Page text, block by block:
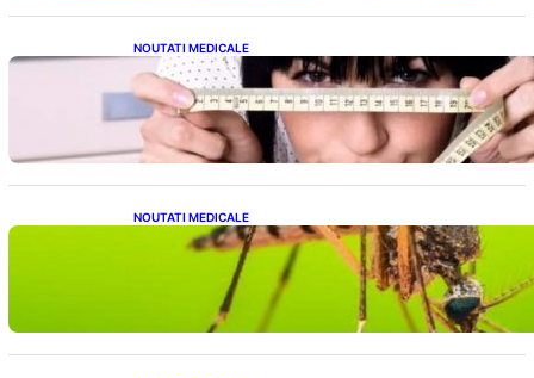
NOUTATI MEDICALE
Inovație Revoluționară în Tratamentul
Obezității: Gastroplastie Endoscopică fără
Bisturiu
NOUTATI MEDICALE
Virusul West Nile: O Amenințare Tot Mai
Aproape pentru România și Europa